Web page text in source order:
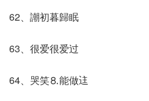
62、謿初暮歸眠
63、很爱很爱过
64、哭笑⒏能做迬